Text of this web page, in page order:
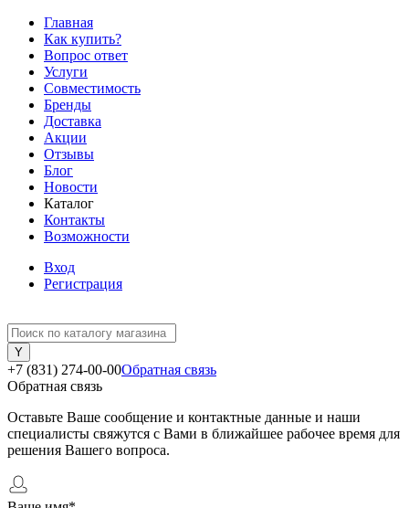
Главная
Как купить?
Вопрос ответ
Услуги
Совместимость
Бренды
Доставка
Акции
Отзывы
Блог
Новости
Каталог
Контакты
Возможности
Вход
Регистрация
+7 (831) 274-00-00Обратная связь
Обратная связь
Оставьте Ваше сообщение и контактные данные и наши
специалисты свяжутся с Вами в ближайшее рабочее время для
решения Вашего вопроса.